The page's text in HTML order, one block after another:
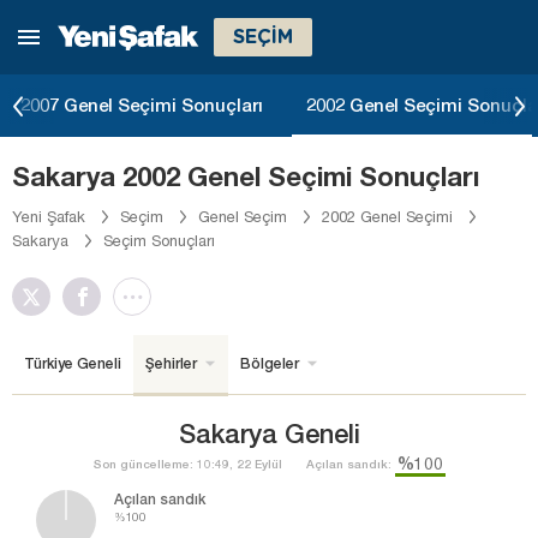
SEÇİM
2007 Genel Seçimi Sonuçları 2002 Genel Seçimi
Sakarya 2002 Genel Seçimi Sonuçları
Yeni Şafak Seçim Genel Seçim
2002 Genel Seçimi
Sakarya
Seçim Sonuçları
Türkiye Geneli Şehirler Bölgeler
Sakarya Geneli
Son güncelleme: 10:49, 22 Eylül Açılan sandık: %100
Açılan sandık
%100